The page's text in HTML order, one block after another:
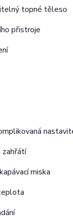
topné těleso
přistroje
zahřátí
miska